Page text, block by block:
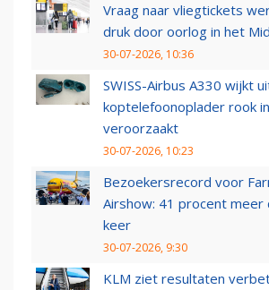
Vraag naar vliegtickets
druk door oorlog in het
30-07-2026, 10:36
SWISS-Airbus A330 wijkt
koptelefoonoplader rook
veroorzaakt
30-07-2026, 10:23
Bezoekersrecord voor
Airshow: 41 procent meer
keer
30-07-2026, 9:30
KLM ziet resultaten